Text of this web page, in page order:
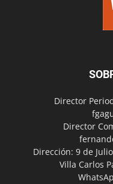
Director
Director
Dirección: 9 de
Villa Carlos